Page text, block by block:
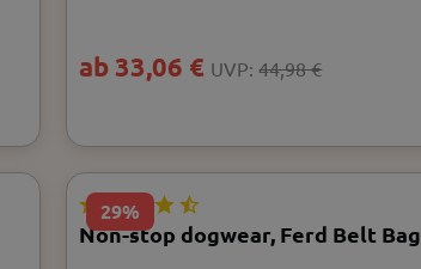
UVP:44,98 €
ab 33,06 €
29%
Non-stop dogwear, Ferd Belt Bag